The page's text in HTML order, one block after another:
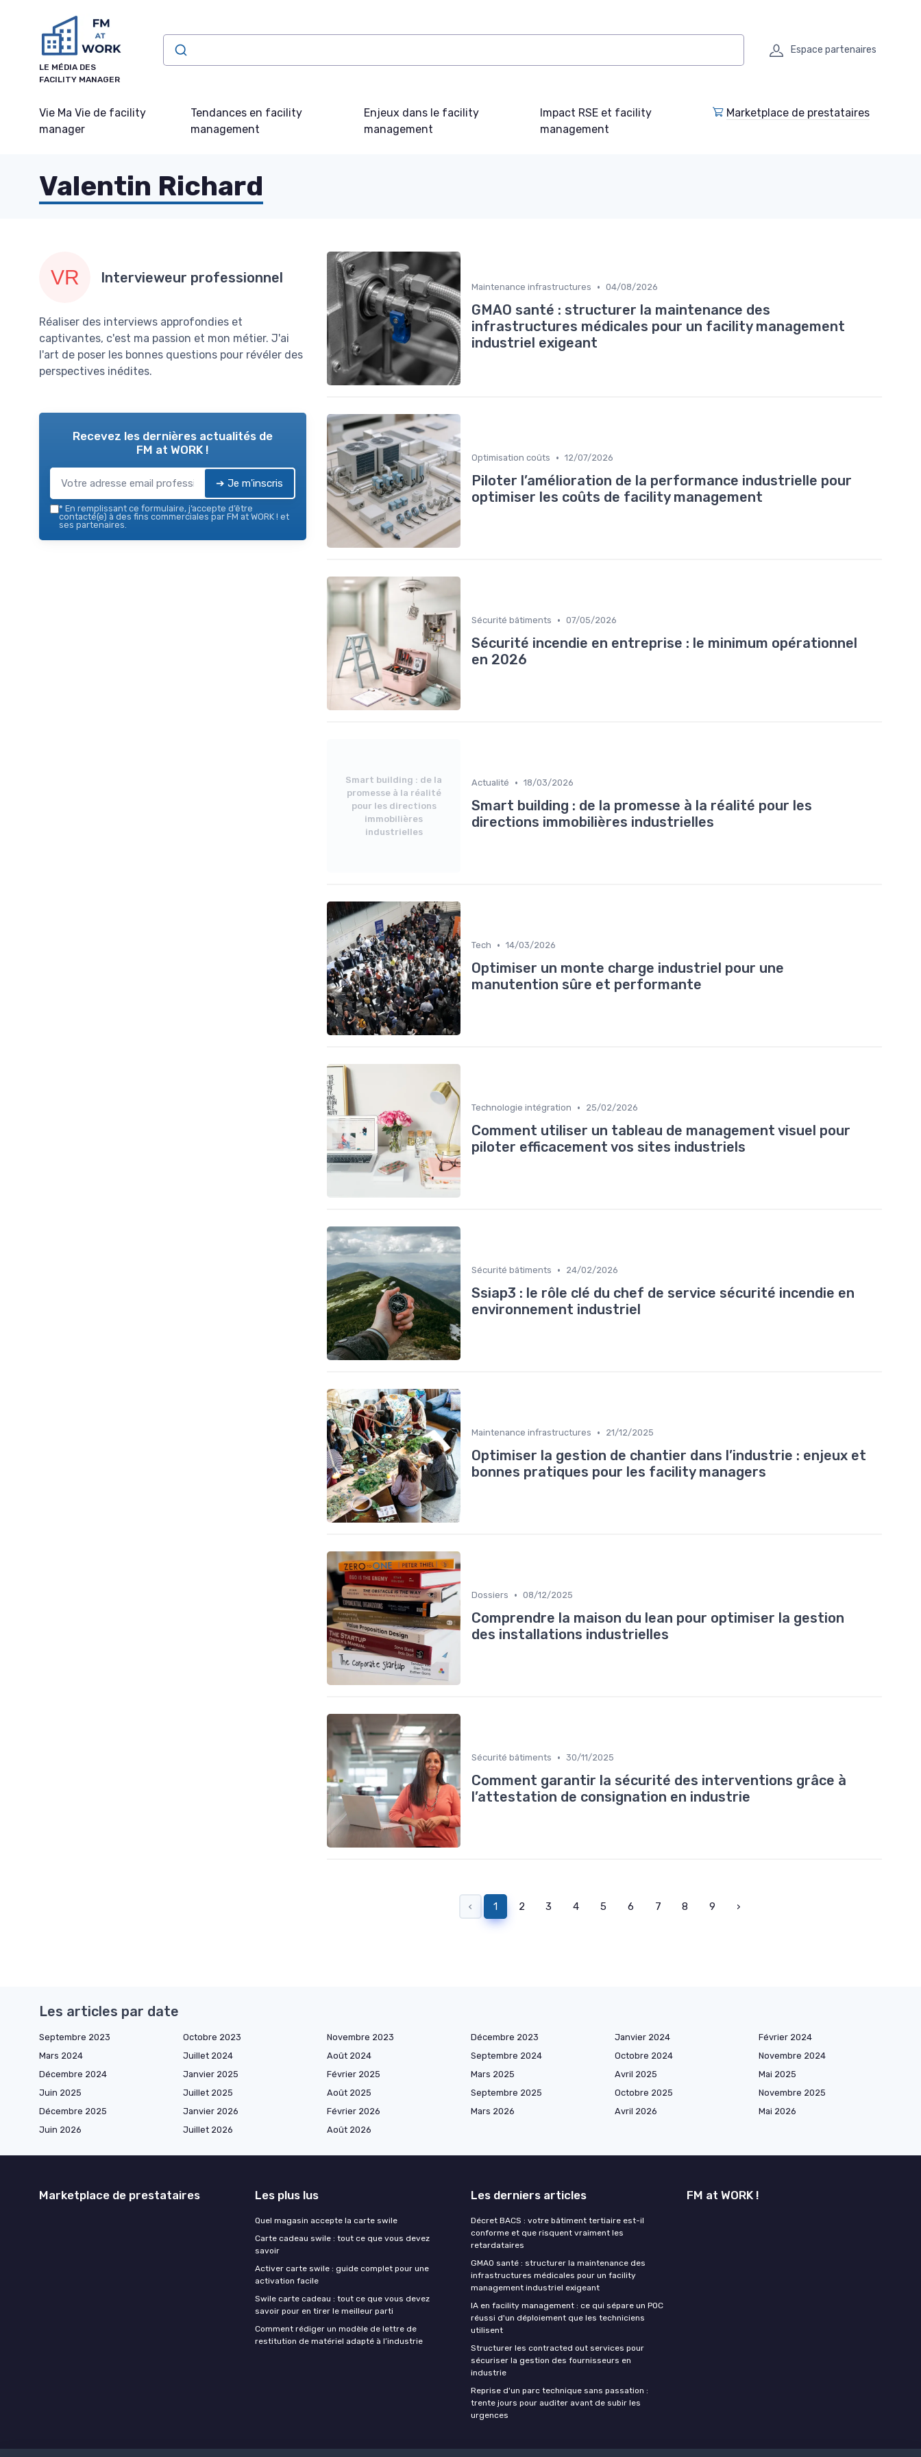
LE MÉDIA DES
FACILITY MANAGER
Espace partenaires
Vie Ma Vie de facility
manager
Tendances en facility
management
Enjeux dans le facility
management
Impact RSE et facility
management
Marketplace de prestataires
Valentin Richard
Intervieweur professionnel
Réaliser des interviews approfondies et
captivantes, c'est ma passion et mon métier. J'ai
l'art de poser les bonnes questions pour révéler des
perspectives inédites.
Recevez les dernières actualités de
FM at WORK !
➔ Je m'inscris
* En remplissant ce formulaire, j’accepte d’être
contacté(e) à des fins commerciales par FM at WORK ! et
ses partenaires.
Maintenance infrastructures • 04/08/2026
GMAO santé : structurer la maintenance des
infrastructures médicales pour un facility management
industriel exigeant
Optimisation coûts • 12/07/2026
Piloter l’amélioration de la performance industrielle pour
optimiser les coûts de facility management
Sécurité bâtiments • 07/05/2026
Sécurité incendie en entreprise : le minimum opérationnel
en 2026
Smart building : de la
promesse à la réalité
pour les directions
immobilières
industrielles
Actualité • 18/03/2026
Smart building : de la promesse à la réalité pour les
directions immobilières industrielles
Tech • 14/03/2026
Optimiser un monte charge industriel pour une
manutention sûre et performante
Technologie intégration • 25/02/2026
Comment utiliser un tableau de management visuel pour
piloter efficacement vos sites industriels
Sécurité bâtiments • 24/02/2026
Ssiap3 : le rôle clé du chef de service sécurité incendie en
environnement industriel
Maintenance infrastructures • 21/12/2025
Optimiser la gestion de chantier dans l’industrie : enjeux et
bonnes pratiques pour les facility managers
Dossiers • 08/12/2025
Comprendre la maison du lean pour optimiser la gestion
des installations industrielles
Sécurité bâtiments • 30/11/2025
Comment garantir la sécurité des interventions grâce à
l’attestation de consignation en industrie
‹ 1 2 3 4 5 6 7 8 9 ›
Les articles par date
Septembre 2023 Octobre 2023 Novembre 2023 Décembre 2023 Janvier 2024
Février 2024
Mars 2024
Juillet 2024 Août 2024 Septembre 2024 Octobre 2024
Novembre 2024
Décembre 2024
Janvier 2025 Février 2025 Mars 2025 Avril 2025
Mai 2025
Juin 2025
Juillet 2025 Août 2025 Septembre 2025 Octobre 2025
Novembre 2025
Décembre 2025
Janvier 2026 Février 2026 Mars 2026 Avril 2026
Mai 2026
Juin 2026
Juillet 2026 Août 2026
Marketplace de prestataires Les plus lus
Quel magasin accepte la carte swile
Carte cadeau swile : tout ce que vous devez
savoir
Activer carte swile : guide complet pour une
activation facile
Swile carte cadeau : tout ce que vous devez
savoir pour en tirer le meilleur parti
Comment rédiger un modèle de lettre de
restitution de matériel adapté à l’industrie
Les derniers articles
Décret BACS : votre bâtiment tertiaire est-il
conforme et que risquent vraiment les
retardataires
GMAO santé : structurer la maintenance des
infrastructures médicales pour un facility
management industriel exigeant
IA en facility management : ce qui sépare un POC
réussi d'un déploiement que les techniciens
utilisent
Structurer les contracted out services pour
sécuriser la gestion des fournisseurs en
industrie
Reprise d'un parc technique sans passation :
trente jours pour auditer avant de subir les
urgences
FM at WORK !